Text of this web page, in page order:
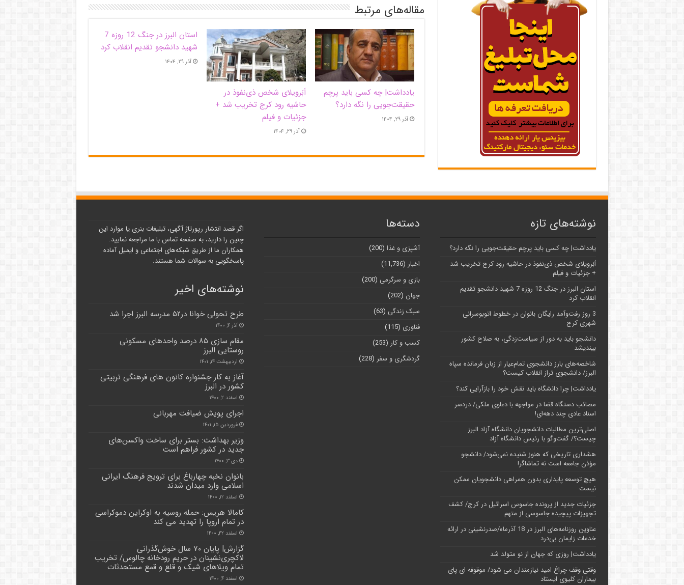
مقاله‌های مرتبط
یادداشت| ‌چه کسی باید پرچم
حقیقت‌جویی را نگه دارد؟
آذر ۲۹, ۱۴۰۴
اَبَر‌ویلای شخص ذی‌نفوذ در
حاشیه‌ رود کرج تخریب شد +
جزئیات و فیلم
آذر ۲۹, ۱۴۰۴
استان البرز در جنگ 12 روزه 7
شهید دانشجو تقدیم انقلاب کرد
آذر ۲۹, ۱۴۰۴
نوشته‌های تازه
یادداشت| ‌چه کسی باید پرچم حقیقت‌جویی را نگه دارد؟
اَبَر‌ویلای شخص ذی‌نفوذ در حاشیه‌ رود کرج تخریب شد
+ جزئیات و فیلم
استان البرز در جنگ 12 روزه 7 شهید دانشجو تقدیم
انقلاب کرد
3 روز رفت‌وآمد رایگان بانوان در خطوط اتوبوسرانی
شهری کرج
دانشجو باید به دور از سیاست‌زدگی، به صلاح کشور
بیندیشد
شاخصه‌های بارز دانشجوی تمام‌عیار از زبان فرمانده سپاه
البرز/ دانشجوی تراز انقلاب کیست؟
یادداشت| چرا دانشگاه باید نقش خود را بازآرایی کند؟
مصائب دستگاه قضا در مواجهه با دعاوی ملکی/ دردسر
اسناد عادی چند‌ دهه‌ای!
اصلی‌ترین مطالبات دانشجویان دانشگاه آزاد البرز
چیست؟/ گفت‌وگو با رئیس دانشگاه آز‌اد
هشداری تاریخی که هنوز شنیده نمی‌شود/ دانشجو
مؤذن جامعه است نه تماشاگر!
هیچ توسعه پایداری بدون همراهی دانشجویان ممکن
نیست
جزئیات جدید از پرونده جاسوس اسرائیل در کرج/‌ کشف
تجهیزات پیچیده جاسوسی از متهم
عناوین روزنامه‌های البرز در ‌18 آذرماه/صدرنشینی در ارائه
خدمات زایمان بی‌درد
یادداشت| روزی که جهان از نو متولد شد
وقتی وقف چراغ امید نیازمندان می شود/ موقوفه ای پای
بیماران کلیوی ایستاد
دسته‌ها
آشپزی و غذا (200)
اخبار (11,736)
بازی و سرگرمی (200)
جهان (202)
سبک زندگی (63)
فناوری (115)
کسب و کار (253)
گردشگری و سفر (228)
اگر قصد انتشار رپورتاژ آگهی، تبلیغات بنری یا موارد این
چنین را دارید، به صفحه تماس با ما مراجعه نمایید.
همکاران ما از طریق شبکه‌های اجتماعی و ایمیل آماده
پاسخگویی به سوالات شما هستند.
نوشته‌های اخیر
طرح تحولی خوانا در۵۲ مدرسه البرز اجرا شد
آذر ۴, ۱۴۰۰
مقام سازی ۸۵ درصد واحدهای مسکونی
روستایی البرز
اردیبهشت ۱۴, ۱۴۰۱
آغاز به کار جشنواره کانون های فرهنگی تربیتی
کشور در البرز
اسفند ۲, ۱۴۰۰
اجرای پویش ضیافت مهربانی
فروردین ۱۵, ۱۴۰۱
وزیر بهداشت: بستر برای ساخت واکسن‌های
جدید در کشور فراهم است
دی ۳, ۱۴۰۰
بانوان نخبه چهارباغ برای ترویج فرهنگ ایرانی
اسلامی وارد میدان شدند
اسفند ۱۲, ۱۴۰۰
کامالا هریس: حمله روسیه به اوکراین دموکراسی
در تمام اروپا را تهدید می کند
اسفند ۲۲, ۱۴۰۰
گزارش| پایان ۷۰ سال ‌خوش‌گذرانی
لاکچری‌نشینان در حریم رودخانه چالوس/ تخریب
تمام ویلاهای شیک و قلع و قمع مستحدثات
اسفند ۴, ۱۴۰۰